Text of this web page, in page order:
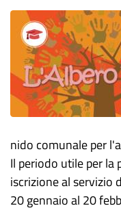
nido comunale per
Il periodo utile per la
iscrizione al servizio d
20gennaioal 20